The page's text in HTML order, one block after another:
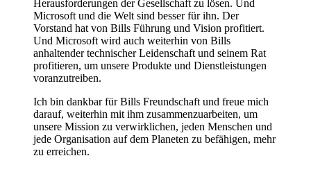
Herausforderungen der Gesellschaft zu lösen. Und
Microsoft und die Welt sind besser für ihn. Der
Vorstand hat von Bills Führung und Vision profitiert.
Und Microsoft wird auch weiterhin von Bills
anhaltender technischer Leidenschaft und seinem Rat
profitieren, um unsere Produkte und Dienstleistungen
voranzutreiben.
Ich bin dankbar für Bills Freundschaft und freue mich
darauf, weiterhin mit ihm zusammenzuarbeiten, um
unsere Mission zu verwirklichen, jeden Menschen und
jede Organisation auf dem Planeten zu befähigen, mehr
zu erreichen.